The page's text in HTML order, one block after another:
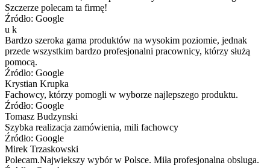
Szczerze polecam ta firmę!
Źródło: Google
u k
Bardzo szeroka gama produktów na wysokim poziomie, jednak
przede wszystkim bardzo profesjonalni pracownicy, którzy służą
pomocą.
Źródło: Google
Krystian Krupka
Fachowcy, którzy pomogli w wyborze najlepszego produktu.
Źródło: Google
Tomasz Budzynski
Szybka realizacja zamówienia, mili fachowcy
Źródło: Google
Mirek Trzaskowski
Polecam.Najwiekszy wybór w Polsce. Miła profesjonalna obsluga.